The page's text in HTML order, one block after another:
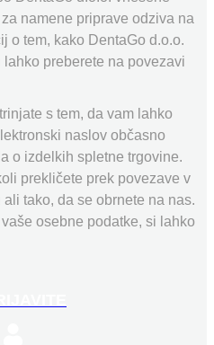
namene priprave odziva na
o tem, kako DentaGo d.o.o.
preberete na povezavi
s tem, da vam lahko
naslov občasno
o izdelkih spletne trgovine.
prekličete prek povezave v
tako, da se obrnete na nas.
osebne podatke, si lahko